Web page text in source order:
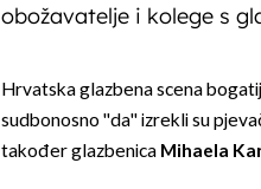
obožavatelje i kolege s
Hrvatska glazbena scena
sudbonosno ''da'' izrekli su
također glazbenica Mihaela